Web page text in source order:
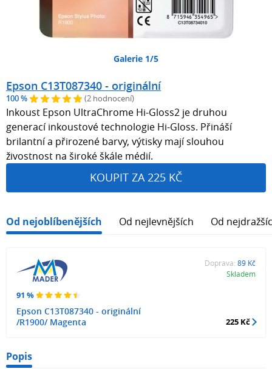
Galerie 1/5
Epson C13T087340 - originální
100 % (2 hodnocení)
Inkoust Epson UltraChrome Hi-Gloss2 je druhou
generací inkoustové technologie Hi-Gloss. Přináší
brilantní a přirozené barvy, výtisky mají slouhou
živostnost na široké škále médií.
KOUPIT ZA 225 KČ
Od nejoblíbenějších Od nejlevnějších Od
91 %
Epson C13T087340 - originální
/R1900/ Magenta
Doprava: 89 Kč
Skladem
225 Kč
Popis